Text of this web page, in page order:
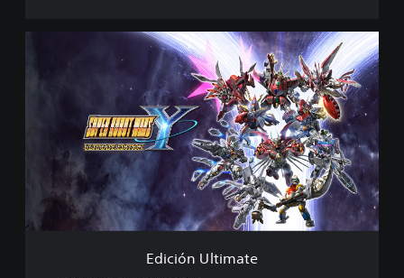
m
Edición Ultimate